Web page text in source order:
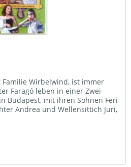
Familie Wirbelwind, ist immer
Faragó leben in einer Zwei-
Budapest, mit ihren Söhnen Feri
Andrea und Wellensittich Juri,